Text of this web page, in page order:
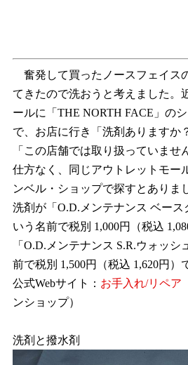
奮発して買ったノースフェイス
てきたので洗おうと考えました。
ールに「THE NORTH FACE」の
で、お店に行き「洗剤ありますか
「この店舗では取り扱っていませ
仕方なく、同じアウトレットモー
ンベル・ショップで探すとありま
洗剤が「O.D.メンテナンス ベース
いう名前で税別 1,000円（税込
「O.D.メンテナンス S.R.ウォッシ
前で税別 1,500円（税込 1,620円）
公式Webサイト： お手入れ/リペア
ンショップ）
洗剤と撥水剤